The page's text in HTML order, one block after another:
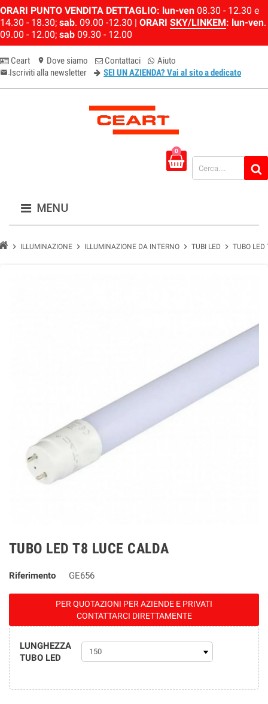
ORARI PUNTO VENDITA DETTAGLIO: lun-ven 08.30 - 12.30 e
14.30 - 18.30; sab. 09.00 -12.30 | ORARI SKY/LINKEM: lun-ven.
09.00 - 12.00; sab 09.30 - 12.00
Ceart location_on Dove siamo Contattaci Aiuto
email-newsletter
Iscriviti alla newsletter SEI UN AZIENDA? Vai al sito a dedicato
0
MENU
chevron_right ILLUMINAZIONE chevron_right ILLUMINAZIONE DA INTERNO chevron_right TUBI LED chevron_right TUBO LED
TUBO LED T8 LUCE CALDA
Riferimento GE656
PER QUOTAZIONI PER AZIENDE E PRIVATI
CONTATTARCI DIRETTAMENTE
LUNGHEZZA
TUBO LED